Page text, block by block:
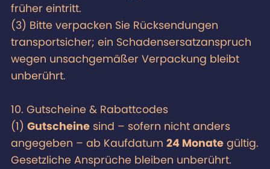
früher eintritt.
(3) Bitte verpacken Sie Rücksendungen
transportsicher; ein Schadensersatzanspruch
wegen unsachgemäßer Verpackung bleibt
unberührt.
10. Gutscheine & Rabattcodes
(1) Gutscheinesind – sofern nicht anders
angegeben – ab Kaufdatum 24 Monategültig.
Gesetzliche Ansprüche bleiben unberührt.